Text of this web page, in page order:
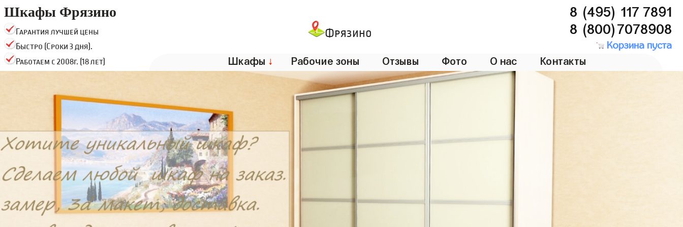
Шкафы Фрязино
Гарантия лучшей цены
Быстро (Сроки 3 дня).
Работаем с 2008г. (18 лет)
Фрязино
8 (495) 117 7891
8 (800)7078908
Корзина пуста
Шкафы ↓ Рабочие зоны Отзывы Фото О нас Контакты